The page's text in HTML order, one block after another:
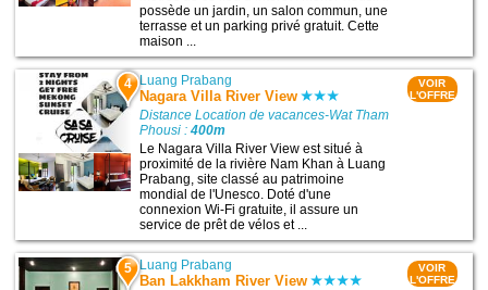
possède un jardin, un salon commun, une
terrasse et un parking privé gratuit. Cette
maison ...
4 Luang Prabang
Nagara Villa River View
Distance Location de vacances-Wat Tham
Phousi :400m
Le Nagara Villa River View est situé à
proximité de la rivière Nam Khan à Luang
Prabang, site classé au patrimoine
mondial de l'Unesco. Doté d'une
connexion Wi-Fi gratuite, il assure un
service de prêt de vélos et ...
VOIR
L'OFFRE
5 Luang Prabang
Ban Lakkham River View
VOIR
L'OFFRE